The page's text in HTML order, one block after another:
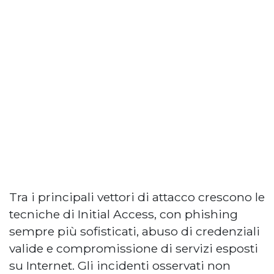
Tra i principali vettori di attacco crescono le
tecniche di Initial Access, con phishing
sempre più sofisticati, abuso di credenziali
valide e compromissione di servizi esposti
su Internet. Gli incidenti osservati non